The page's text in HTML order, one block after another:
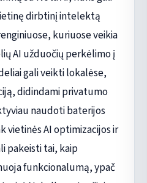
dirbtinį intelektą
kuriuose veikia
AI užduočių perkėlimo į
gali veikti lokalėse,
didindami privatumo
naudoti baterijos
vietinės AI optimizacijos ir
pakeisti tai, kaip
funkcionalumą, ypač